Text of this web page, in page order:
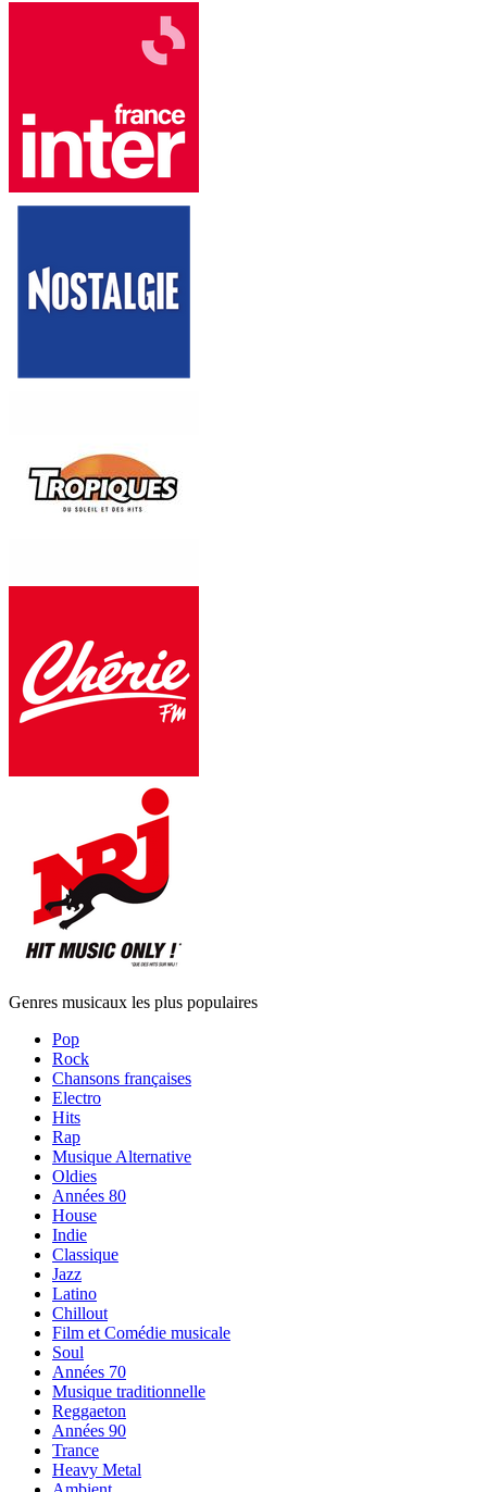
Genres musicaux les plus populaires
Pop
Rock
Chansons françaises
Electro
Hits
Rap
Musique Alternative
Oldies
Années 80
House
Indie
Classique
Jazz
Latino
Chillout
Film et Comédie musicale
Soul
Années 70
Musique traditionnelle
Reggaeton
Années 90
Trance
Heavy Metal